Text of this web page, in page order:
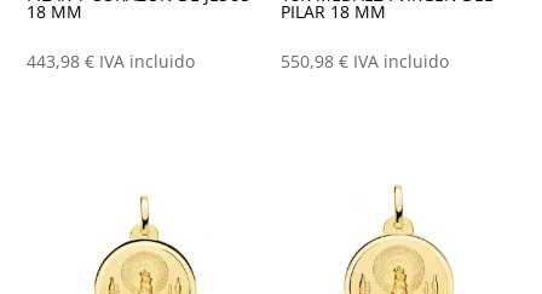
18 MM
443,98€ IVA incluido
PILAR 18 MM
550,98€ IVA incluido